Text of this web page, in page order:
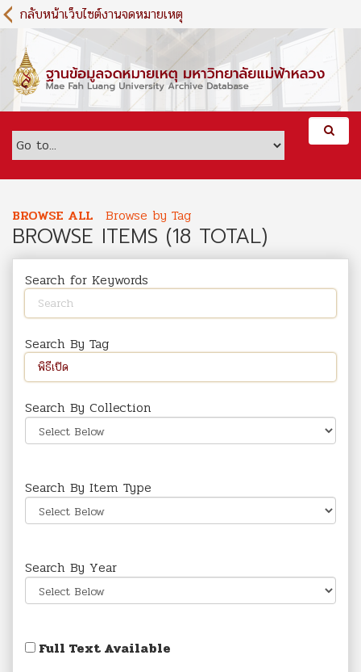
S
k
m
c
กลับหน้าเว็บไซต์งานจดหมายเหตุ
BROWSE ALL Browse by Tag
BROWSE ITEMS (18 TOTAL)
Search for Keywords
Search By Tag
Search By Collection
Search By Item Type
Search By Year
Full Text Available